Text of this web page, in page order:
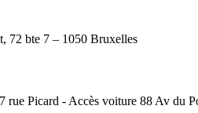
72 bte 7 – 1050 Bruxelles
rue Picard - Accès voiture 88 Av du